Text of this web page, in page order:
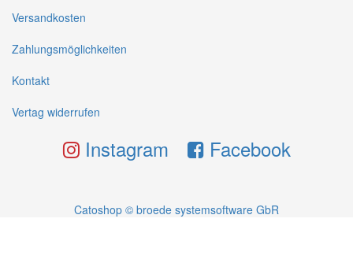
Versandkosten
Zahlungsmöglichkeiten
Kontakt
Vertag widerrufen
Instagram Facebook
Catoshop © broede systemsoftware GbR